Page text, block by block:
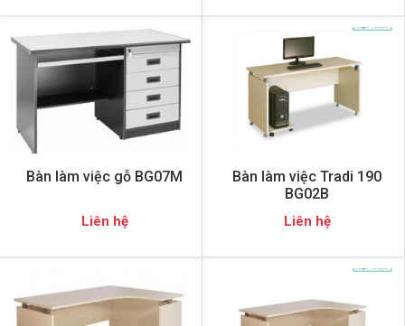
Bàn làm việc gỗ BG07M
Liên hệ
Bàn làm việc Tradi 190
BG02B
Liên hệ